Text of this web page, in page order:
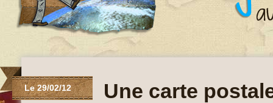
Le 29/02/12 Une carte